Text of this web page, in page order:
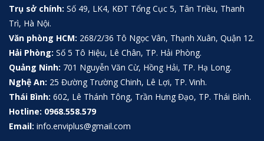
Trụ sở chính: Số 49, LK4, KĐT Tổng Cục 5, Tân Triều, Thanh
Trì, Hà Nội.
Văn phòng HCM: 268/2/36 Tô Ngọc Vân, Thạnh Xuân, Quận 12.
Hải Phòng: Số 5 Tô Hiệu, Lê Chân, TP. Hải Phòng.
Quảng Ninh: 701 Nguyễn Văn Cừ, Hồng Hải, TP. Hạ Long.
Nghệ An: 25 Đường Trường Chinh, Lê Lợi, TP. Vinh.
Thái Bình: 602, Lê Thánh Tông, Trần Hưng Đạo, TP. Thái Bình.
Hotline: 0968.558.579
Email: info.enviplus@gmail.com